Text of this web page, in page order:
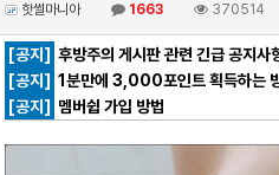
핫썰마니아 1663 370514
[공지] 후방주의 게시판 관련 긴급 공지사
[공지] 1분만에 3,000포인트 획득하는
[공지]
멤버쉽 가입 방법